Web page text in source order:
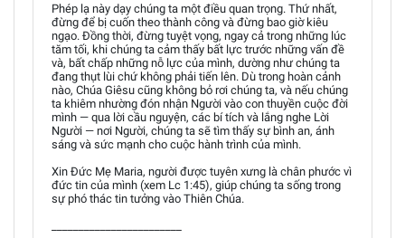
Phép lạ này dạy chúng ta một điều quan trọng. Thứ nhất,
đừng để bị cuốn theo thành công và đừng bao giờ kiêu
ngạo. Đồng thời, đừng tuyệt vọng, ngay cả trong những lúc
tăm tối, khi chúng ta cảm thấy bất lực trước những vấn đề
và, bất chấp những nỗ lực của mình, dường như chúng ta
đang thụt lùi chứ không phải tiến lên. Dù trong hoàn cảnh
nào, Chúa Giêsu cũng không bỏ rơi chúng ta, và nếu chúng
ta khiêm nhường đón nhận Người vào con thuyền cuộc đời
mình — qua lời cầu nguyện, các bí tích và lắng nghe Lời
Người — nơi Người, chúng ta sẽ tìm thấy sự bình an, ánh
sáng và sức mạnh cho cuộc hành trình của mình.
Xin Đức Mẹ Maria, người được tuyên xưng là chân phước vì
đức tin của mình (xem Lc 1:45), giúp chúng ta sống trong
sự phó thác tin tưởng vào Thiên Chúa.